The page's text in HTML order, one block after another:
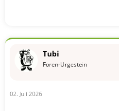
k
:
Tubi
Foren-Urgestein
02. Juli 2026